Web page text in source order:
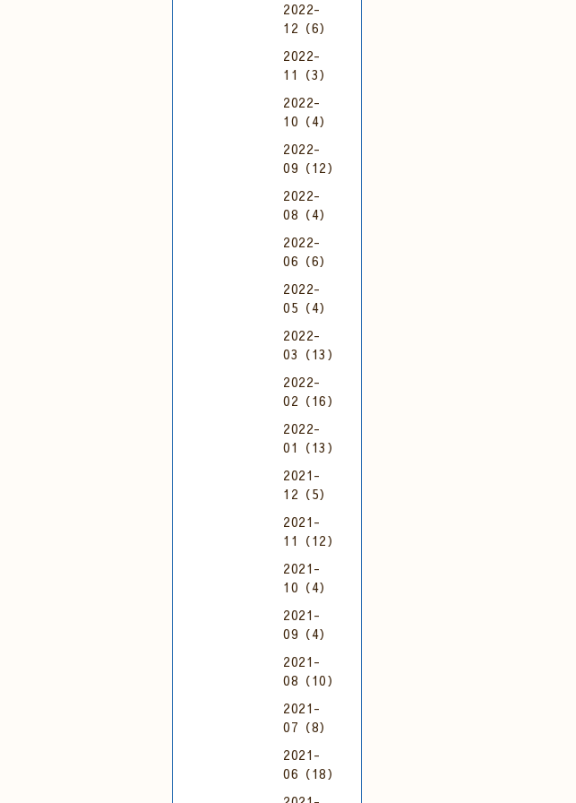
2022-
12（6）
2022-
11（3）
2022-
10（4）
2022-
09（12）
2022-
08（4）
2022-
06（6）
2022-
05（4）
2022-
03（13）
2022-
02（16）
2022-
01（13）
2021-
12（5）
2021-
11（12）
2021-
10（4）
2021-
09（4）
2021-
08（10）
2021-
07（8）
2021-
06（18）